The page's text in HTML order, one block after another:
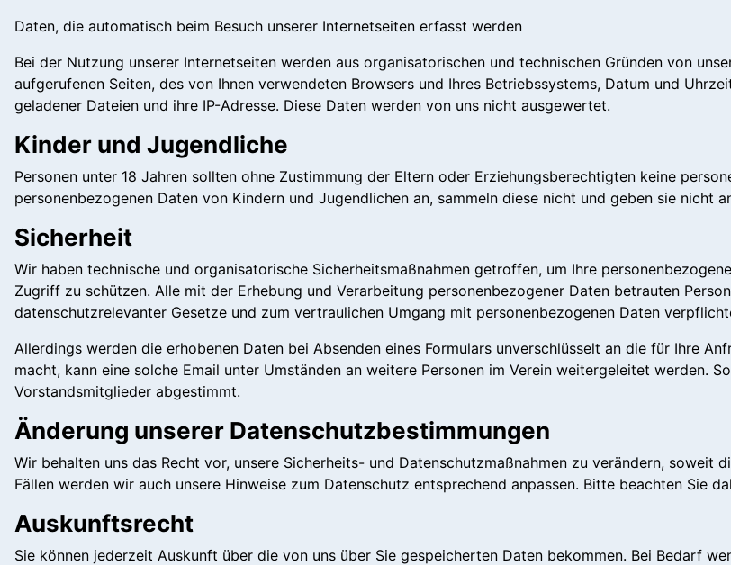
Daten, die automatisch beim Besuch unserer Internetseiten erfasst werden
Bei der Nutzung unserer Internetseiten werden aus organisatorischen und technischen Gründen von
aufgerufenen Seiten, des von Ihnen verwendeten Browsers und Ihres Betriebssystems, Datum und
geladener Dateien und ihre IP-Adresse. Diese Daten werden von uns nicht ausgewertet.
Kinder und Jugendliche
Personen unter 18 Jahren sollten ohne Zustimmung der Eltern oder Erziehungsberechtigten keine
personenbezogenen Daten von Kindern und Jugendlichen an, sammeln diese nicht und geben sie nicht
Sicherheit
Wir haben technische und organisatorische Sicherheitsmaßnahmen getroffen, um Ihre
Zugriff zu schützen. Alle mit der Erhebung und Verarbeitung personenbezogener Daten betrauten
datenschutzrelevanter Gesetze und zum vertraulichen Umgang mit personenbezogenen Daten
Allerdings werden die erhobenen Daten bei Absenden eines Formulars unverschlüsselt an die für Ihre
macht, kann eine solche Email unter Umständen an weitere Personen im Verein weitergeleitet werden.
Vorstandsmitglieder abgestimmt.
Änderung unserer Datenschutzbestimmungen
Wir behalten uns das Recht vor, unsere Sicherheits- und Datenschutzmaßnahmen zu verändern,
Fällen werden wir auch unsere Hinweise zum Datenschutz entsprechend anpassen. Bitte beachten Sie
Auskunftsrecht
Sie können jederzeit Auskunft über die von uns über Sie gespeicherten Daten bekommen. Bei Bedarf